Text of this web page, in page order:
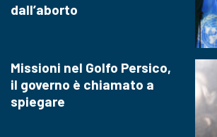
dall’aborto
Missioni nel Golfo Persico,
il governo è chiamato a
spiegare